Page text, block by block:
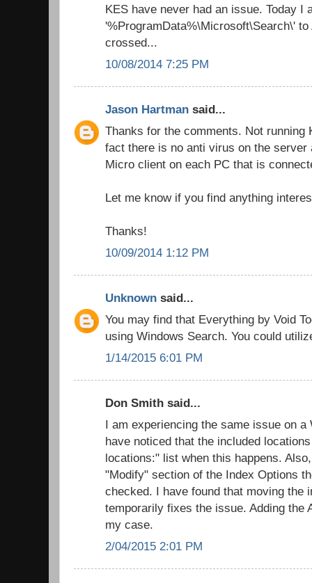
KES have never had an issue. Today I
'%ProgramData%\Microsoft\Search\'
crossed...
10/08/2014 7:25 PM
Jason Hartman said...
Thanks for the comments. Not running
fact there is no anti virus on the server
Micro client on each PC that is
Let me know if you find anything
Thanks!
10/09/2014 1:12 PM
Unknown said...
You may find that Everything by Void
using Windows Search. You could
1/14/2015 6:01 PM
Don Smith said...
I am experiencing the same issue on
have noticed that the included
locations:" list when this happens.
"Modify" section of the Index Options
checked. I have found that moving the
temporarily fixes the issue. Adding the
my case.
2/04/2015 2:01 PM